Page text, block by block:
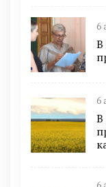
6
В
6
В